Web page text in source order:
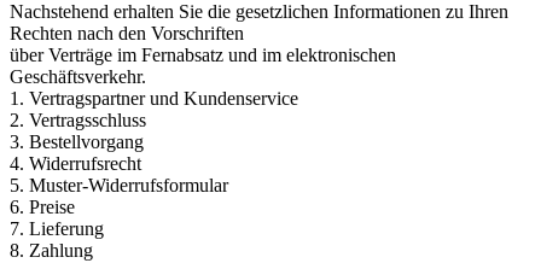
Nachstehend erhalten Sie die gesetzlichen Informationen zu Ihren
Rechten nach den Vorschriften
über Verträge im Fernabsatz und im elektronischen
Geschäftsverkehr.
1. Vertragspartner und Kundenservice
2. Vertragsschluss
3. Bestellvorgang
4. Widerrufsrecht
5. Muster-Widerrufsformular
6. Preise
7. Lieferung
8. Zahlung